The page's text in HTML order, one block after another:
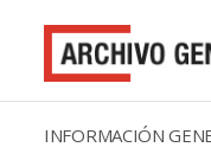
INFORMACIÓN